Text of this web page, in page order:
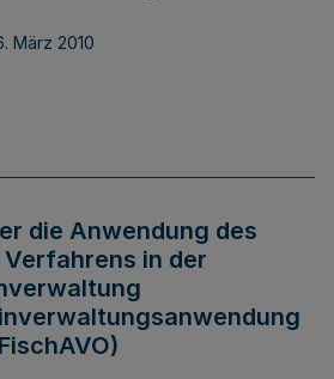
März 2010
die Anwendung des
in der